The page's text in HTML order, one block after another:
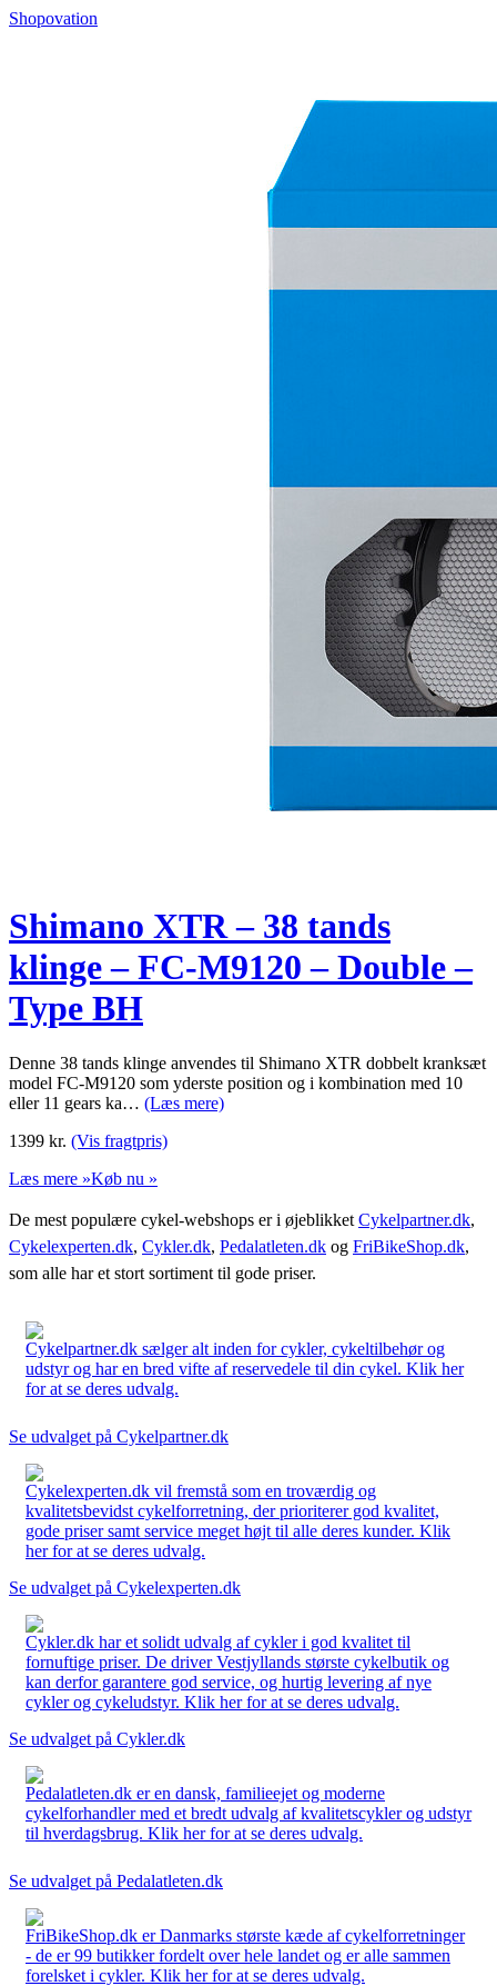
Shopovation
Shimano XTR – 38 tands
klinge – FC-M9120 – Double –
Type BH
Denne 38 tands klinge anvendes til Shimano XTR dobbelt kranksæt
model FC-M9120 som yderste position og i kombination med 10
eller 11 gears ka… (Læs mere)
1399 kr. (Vis fragtpris)
Læs mere »Køb nu »
De mest populære cykel-webshops er i øjeblikket Cykelpartner.dk,
Cykelexperten.dk, Cykler.dk, Pedalatleten.dk og FriBikeShop.dk,
som alle har et stort sortiment til gode priser.
Cykelpartner.dk sælger alt inden for cykler, cykeltilbehør og
udstyr og har en bred vifte af reservedele til din cykel. Klik her
for at se deres udvalg.
Se udvalget på Cykelpartner.dk
Cykelexperten.dk vil fremstå som en troværdig og
kvalitetsbevidst cykelforretning, der prioriterer god kvalitet,
gode priser samt service meget højt til alle deres kunder. Klik
her for at se deres udvalg.
Se udvalget på Cykelexperten.dk
Cykler.dk har et solidt udvalg af cykler i god kvalitet til
fornuftige priser. De driver Vestjyllands største cykelbutik og
kan derfor garantere god service, og hurtig levering af nye
cykler og cykeludstyr. Klik her for at se deres udvalg.
Se udvalget på Cykler.dk
Pedalatleten.dk er en dansk, familieejet og moderne
cykelforhandler med et bredt udvalg af kvalitetscykler og udstyr
til hverdagsbrug. Klik her for at se deres udvalg.
Se udvalget på Pedalatleten.dk
FriBikeShop.dk er Danmarks største kæde af cykelforretninger
- de er 99 butikker fordelt over hele landet og er alle sammen
forelsket i cykler. Klik her for at se deres udvalg.